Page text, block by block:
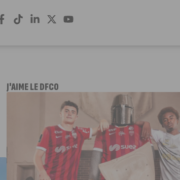
J'AIME LE DFCO